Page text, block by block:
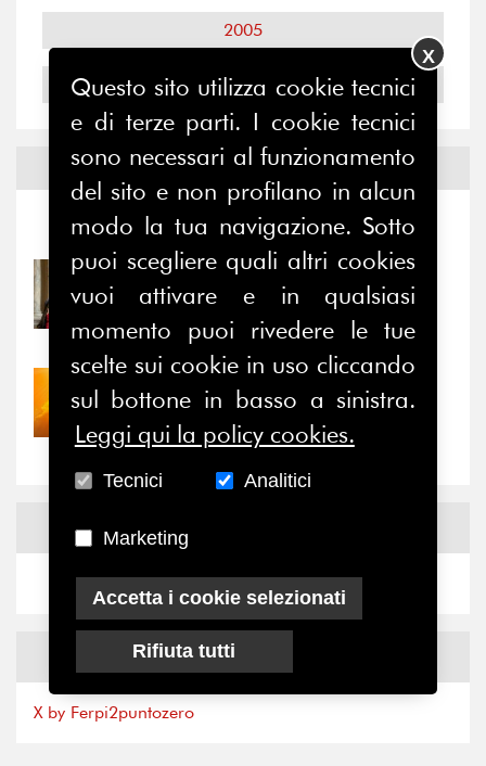
2005
2004
Notizie ed Eventi
Notizie-Eventi
31/07/2026
Prima della pausa estiva,
il valore di...
30/07/2026
Nove anni dopo la
“grande cecità”: la...
News
News
X by Ferpi2puntozero
Questo sito utilizza cookie tecnici
e di terze parti. I cookie tecnici
sono necessari al funzionamento
del sito e non profilano in alcun
modo la tua navigazione. Sotto
puoi scegliere quali altri cookies
vuoi attivare e in qualsiasi
momento puoi rivedere le tue
scelte sui cookie in uso cliccando
sul bottone in basso a sinistra.
Leggi qui la policy cookies.
Tecnici Analitici
Marketing
Accetta i cookie selezionati
Rifiuta tutti
X